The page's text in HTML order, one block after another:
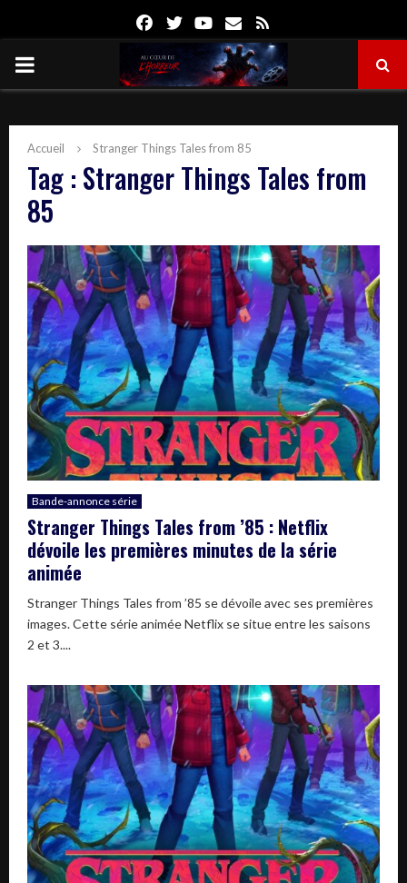
FacebookTwitterYoutube
Email
PRIMARY
Accueil Stranger Things Tales from 85
Tag : Stranger Things Tales from
85
Bande-annonce série
Stranger Things Tales from ’85 : Netflix
dévoile les premières minutes de la série
animée
Stranger Things Tales from ’85 se dévoile avec ses premières
images. Cette série animée Netflix se situe entre les saisons
2 et 3....